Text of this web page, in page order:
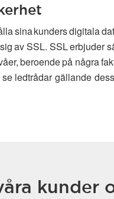
sina kunders digitala
av SSL. SSL erbjuder
beroende på några
ledtrådar gällande
kunder